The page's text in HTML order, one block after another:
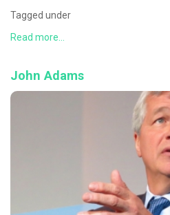
Tagged under
Read more...
John Adams